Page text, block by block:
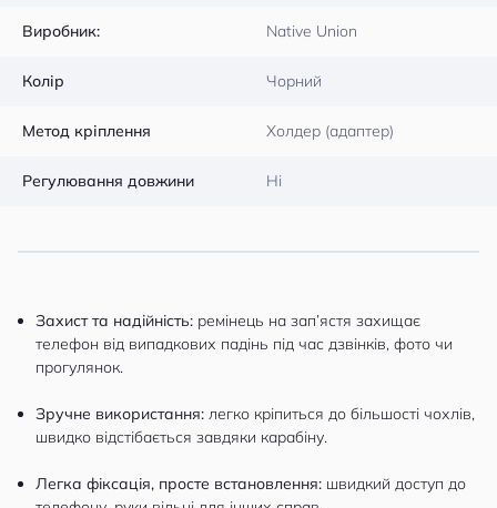
Виробник: Native Union
Колір Чорний
Метод кріплення Холдер (адаптер)
Регулювання довжини Ні
Захист та надійність: ремінець на зап’ястя захищає
телефон від випадкових падінь під час дзвінків, фото чи
прогулянок.
Зручне використання: легко кріпиться до більшості чохлів,
швидко відстібається завдяки карабіну.
Легка фіксація, просте встановлення: швидкий доступ до